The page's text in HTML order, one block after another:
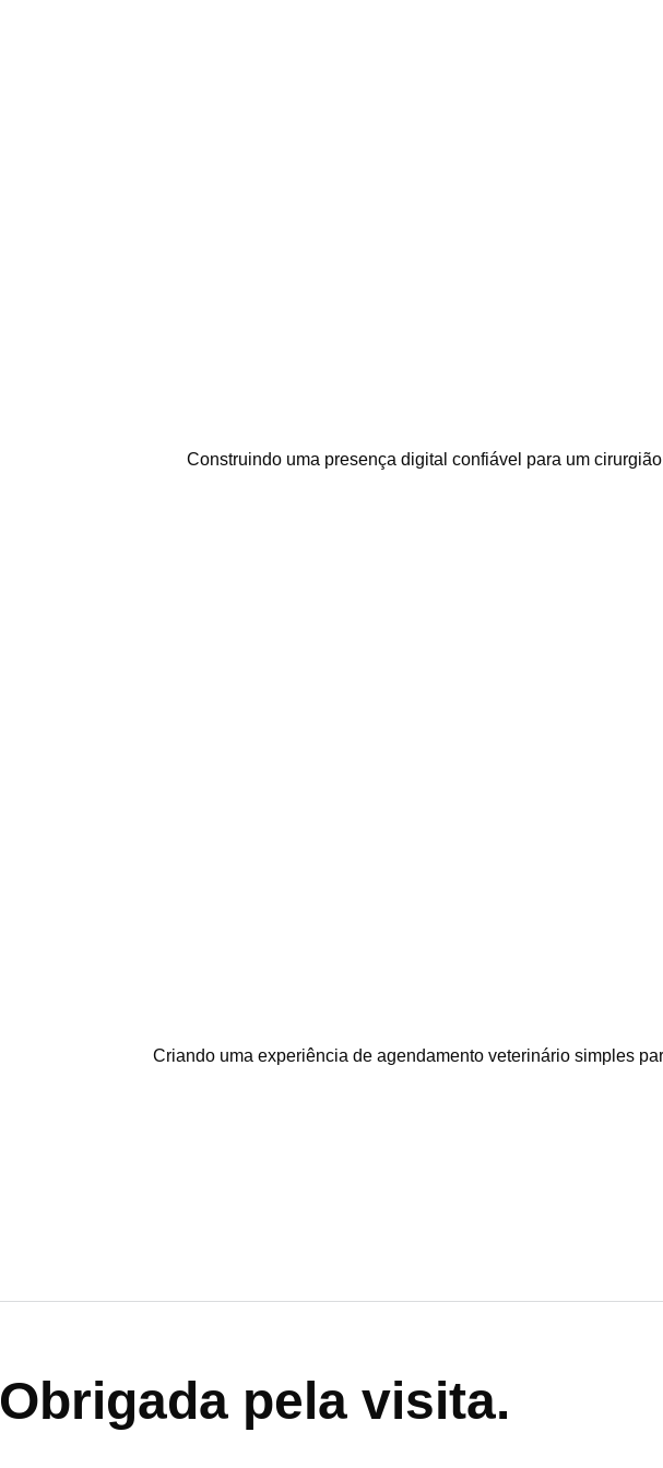
Construindo uma presença digital confiável para um
Criando uma experiência de agendamento veterinário simples
Obrigada pela visita.